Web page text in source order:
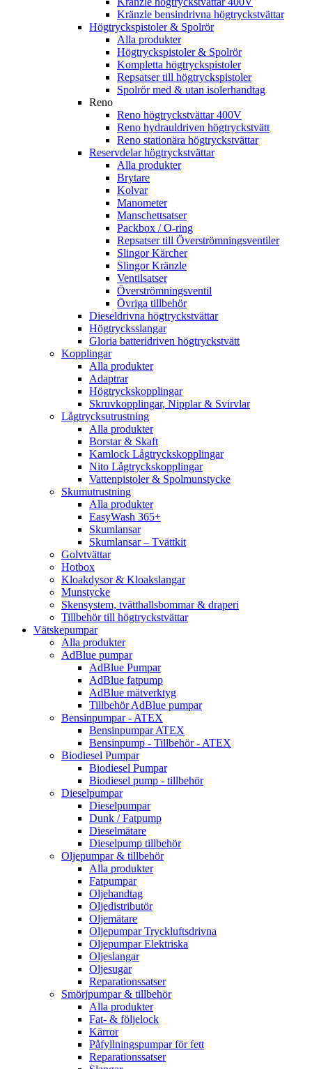
Kränzle bensindrivna högtryckstvättar
Högtryckspistoler & Spolrör
Alla produkter
Högtryckspistoler & Spolrör
Kompletta högtryckspistoler
Repsatser till högtryckspistoler
Spolrör med & utan isolerhandtag
Reno
Reno högtryckstvättar 400V
Reno hydrauldriven högtryckstvätt
Reno stationära högtryckstvättar
Reservdelar högtryckstvättar
Alla produkter
Brytare
Kolvar
Manometer
Manschettsatser
Packbox / O-ring
Repsatser till Överströmningsventiler
Slingor Kärcher
Slingor Kränzle
Ventilsatser
Överströmningsventil
Övriga tillbehör
Dieseldrivna högtryckstvättar
Högtrycksslangar
Gloria batteridriven högtryckstvätt
Kopplingar
Alla produkter
Adaptrar
Högtryckskopplingar
Skruvkopplingar, Nipplar & Svirvlar
Lågtrycksutrustning
Alla produkter
Borstar & Skaft
Kamlock Lågtryckskopplingar
Nito Lågtryckskopplingar
Vattenpistoler & Spolmunstycke
Skumutrustning
Alla produkter
EasyWash 365+
Skumlansar
Skumlansar – Tvättkit
Golvtvättar
Hotbox
Kloakdysor & Kloakslangar
Munstycke
Skensystem, tvätthallsbommar & draperi
Tillbehör till högtryckstvättar
Vätskepumpar
Alla produkter
AdBlue pumpar
AdBlue Pumpar
AdBlue fatpump
AdBlue mätverktyg
Tillbehör AdBlue pumpar
Bensinpumpar - ATEX
Bensinpumpar ATEX
Bensinpump - Tillbehör - ATEX
Biodiesel Pumpar
Biodiesel Pumpar
Biodiesel pump - tillbehör
Dieselpumpar
Dieselpumpar
Dunk / Fatpump
Dieselmätare
Dieselpump tillbehör
Oljepumpar & tillbehör
Alla produkter
Fatpumpar
Oljehandtag
Oljedistributör
Oljemätare
Oljepumpar Tryckluftsdrivna
Oljepumpar Elektriska
Oljeslangar
Oljesugar
Reparationssatser
Smörjpumpar & tillbehör
Alla produkter
Fat- & följelock
Kärror
Påfyllningspumpar för fett
Reparationssatser